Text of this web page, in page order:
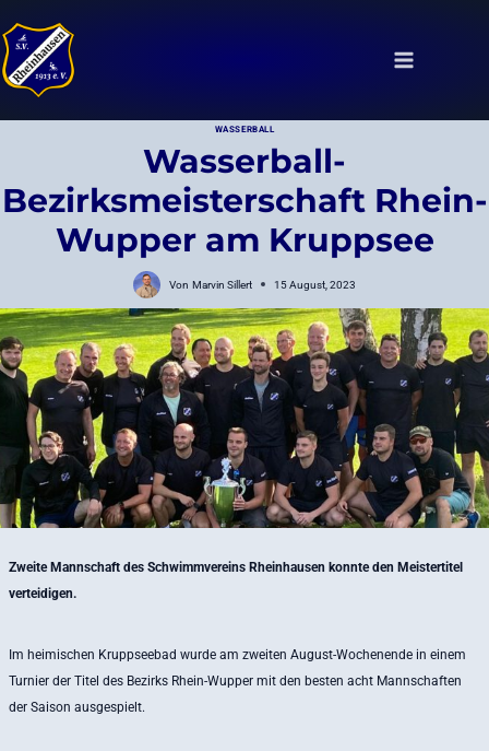
Inhalt
springen
WASSERBALL
Wasserball-
Bezirksmeisterschaft Rhein-
Wupper am Kruppsee
Von Marvin Sillert 15 August, 2023
Zweite Mannschaft des Schwimmvereins Rheinhausen konnte den Meistertitel
verteidigen.
Im heimischen Kruppseebad wurde am zweiten August-Wochenende in einem
Turnier der Titel des Bezirks Rhein-Wupper mit den besten acht Mannschaften
der Saison ausgespielt.